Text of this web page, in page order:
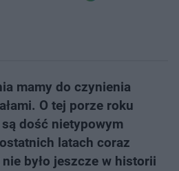
mamy do czynienia
O tej porze roku
dość nietypowym
latach coraz
było jeszcze w historii